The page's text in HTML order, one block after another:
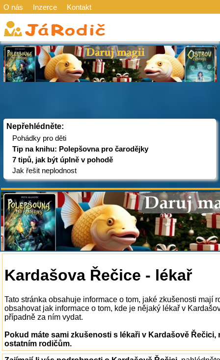
O nás Inzerce Kontakt
Nepřehlédněte:
Pohádky pro děti
Tip na knihu: Polepšovna pro čarodějky
7 tipů, jak být úplně v pohodě
Jak řešit neplodnost
Kardašova Řečice - lékař
Tato stránka obsahuje informace o tom, jaké zkušenosti mají
obsahovat jak informace o tom, kde je nějaký lékař v
případně za ním vydat.
Pokud máte sami zkušenosti s lékaři v Kardašově
ostatním rodičům.